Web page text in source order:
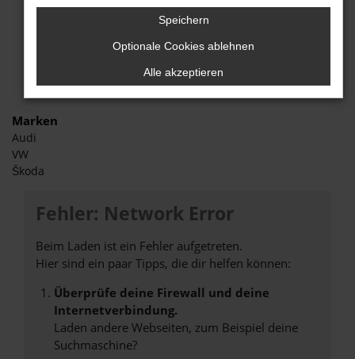
Marken
Audi
VW
Škoda
Fehler: Network Error
Beim Laden ist ein Fehler aufgetreten.
Hier sind ein paar Tipps, die dir helfen können:
Überprüfe deine Firewall und deine
Internetverbindung.
Laden andere Webseiten, zum Beispiel deine
Suchmaschine?
Speichern
Optionale Cookies ablehnen
Alle akzeptieren